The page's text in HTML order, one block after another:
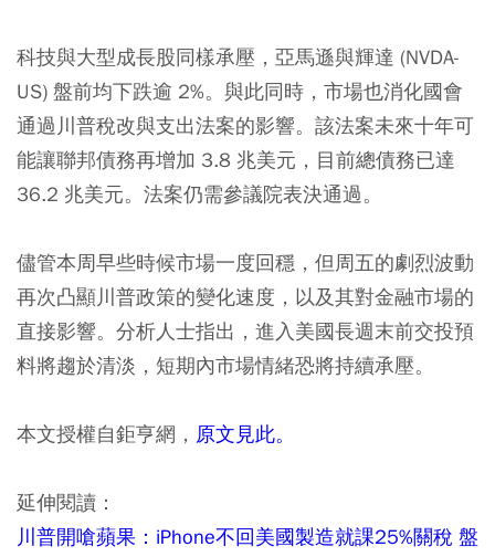
科技與大型成長股同樣承壓，亞馬遜與輝達 (NVDA-
US) 盤前均下跌逾 2%。與此同時，市場也消化國會
通過川普稅改與支出法案的影響。該法案未來十年可
能讓聯邦債務再增加 3.8 兆美元，目前總債務已達
36.2 兆美元。法案仍需參議院表決通過。
儘管本周早些時候市場一度回穩，但周五的劇烈波動
再次凸顯川普政策的變化速度，以及其對金融市場的
直接影響。分析人士指出，進入美國長週末前交投預
料將趨於清淡，短期內市場情緒恐將持續承壓。
本文授權自鉅亨網， 原文見此。
延伸閱讀：
川普開嗆蘋果：iPhone不回美國製造就課25%關稅 盤